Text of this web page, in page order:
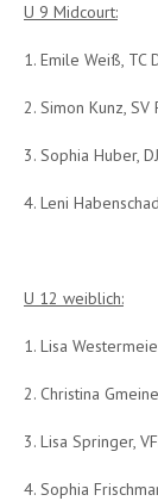
U 9 Midcourt:
1. Emile Weiß, TC
2. Simon Kunz, SV
3. Sophia Huber,
4. Leni
U 12 weiblich:
1. Lisa
2. Christina
3. Lisa Springer,
4. Sophia